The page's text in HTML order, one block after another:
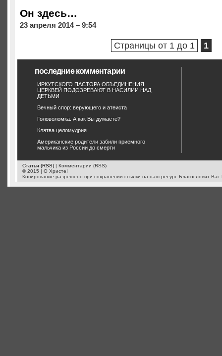
Он здесь…
23 апреля 2014 – 9:54
Страницы от 1 до 1 1
последние комментарии
ИРКУТСКОГО ПАСТОРА ОБЪЕДИНЕНИЯ
ЦЕРКВЕЙ ПОДОЗРЕВАЮТ В НАСИЛИИ НАД
ДЕТЬМИ
Вечный спор: верующего и атеиста
Головоломка. А как Вы думаете?
Клятва целомудрия
Американские родители забили приемного
мальчика из России до смерти
Статьи (RSS) | Комментарии (RSS)
© 2015 | О Христе!
Копирование разрешено при сохранении ссылки на наш ресурс.Благословит Вас